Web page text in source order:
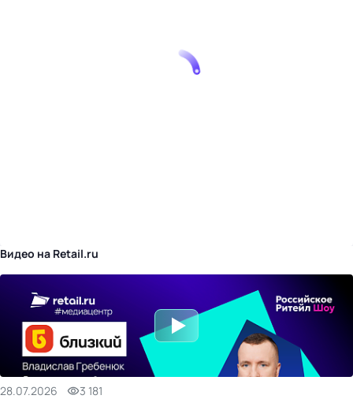
Видео на Retail.ru
28.07.2026 3 181